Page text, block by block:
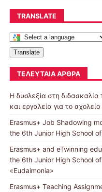
TRANSLATE
Translate
ΤΕΛΕΥΤΑΊΑ ΆΡΘΡΑ
Η δυσλεξία στη
και εργαλεία για το
Erasmus+ Job Shadowing
the 6th Junior High School
Erasmus+ and eTwinning
the 6th Junior High School
«Eudaimonia»
Erasmus+ Teaching